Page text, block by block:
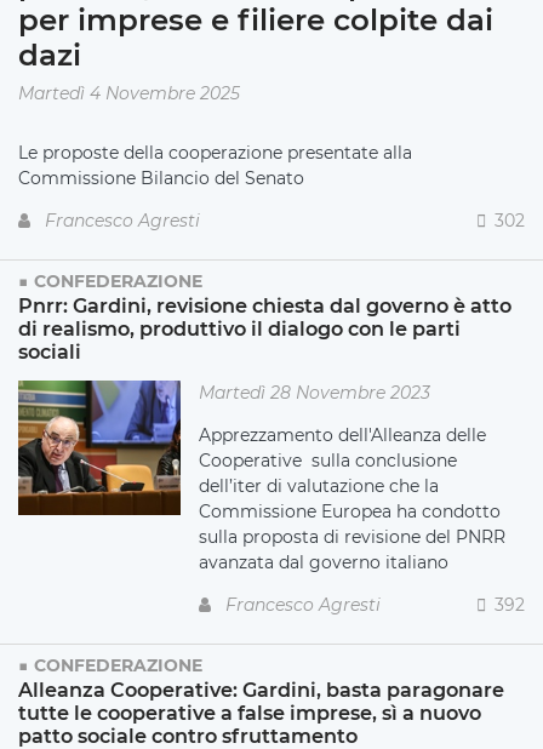
per imprese e filiere colpite dai
dazi
Martedì 4 Novembre 2025
Le proposte della cooperazione presentate alla
Commissione Bilancio del Senato
Francesco Agresti
302
CONFEDERAZIONE
Pnrr: Gardini, revisione chiesta dal governo è atto
di realismo, produttivo il dialogo con le parti
sociali
Martedì 28 Novembre 2023
Apprezzamento dell'Alleanza delle
Cooperative sulla conclusione
dell’iter di valutazione che la
Commissione Europea ha condotto
sulla proposta di revisione del PNRR
avanzata dal governo italiano
Francesco Agresti
392
CONFEDERAZIONE
Alleanza Cooperative: Gardini, basta paragonare
tutte le cooperative a false imprese, sì a nuovo
patto sociale contro sfruttamento